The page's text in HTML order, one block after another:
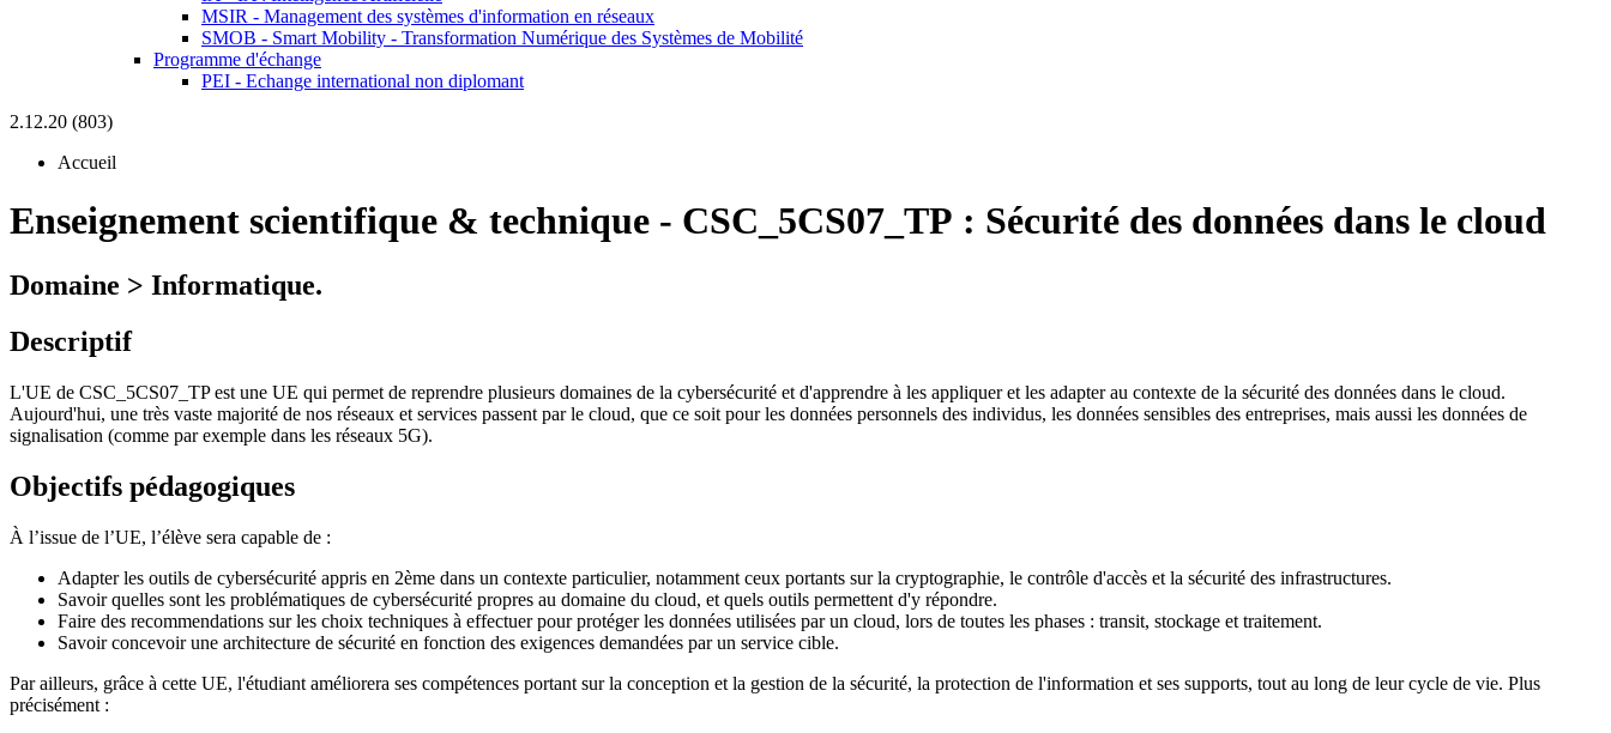
MSIR - Management des systèmes d'information en réseaux
SMOB - Smart Mobility - Transformation Numérique des Systèmes de Mobilité
Programme d'échange
PEI - Echange international non diplomant
2.12.20 (803)
Accueil
Enseignement scientifique & technique - CSC_5CS07_TP : Sécurité des données dans le cloud
Domaine > Informatique.
Descriptif
L'UE de CSC_5CS07_TP est une UE qui permet de reprendre plusieurs domaines de la cybersécurité et d'apprendre à les appliquer et les adapter au contexte de la sécurité des données dans le cloud.
Aujourd'hui, une très vaste majorité de nos réseaux et services passent par le cloud, que ce soit pour les données personnels des individus, les données sensibles des entreprises, mais aussi les données de
signalisation (comme par exemple dans les réseaux 5G).
Objectifs pédagogiques
À l’issue de l’UE, l’élève sera capable de :
Adapter les outils de cybersécurité appris en 2ème dans un contexte particulier, notamment ceux portants sur la cryptographie, le contrôle d'accès et la sécurité des infrastructures.
Savoir quelles sont les problématiques de cybersécurité propres au domaine du cloud, et quels outils permettent d'y répondre.
Faire des recommendations sur les choix techniques à effectuer pour protéger les données utilisées par un cloud, lors de toutes les phases : transit, stockage et traitement.
Savoir concevoir une architecture de sécurité en fonction des exigences demandées par un service cible.
Par ailleurs, grâce à cette UE, l'étudiant améliorera ses compétences portant sur la conception et la gestion de la sécurité, la protection de l'information et ses supports, tout au long de leur cycle de vie. Plus
précisément :